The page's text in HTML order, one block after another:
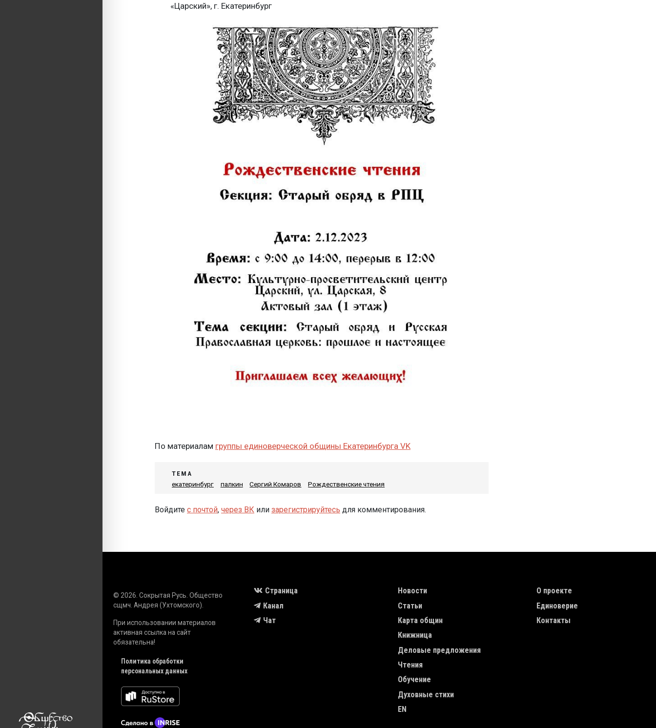
«Царский», г. Екатеринбург
По материалам группы единоверческой общины Екатеринбурга VK
ТЕМА
екатеринбург
палкин Сергий Комаров Рождественские чтения
Войдите с почтой, через ВК или зарегистрируйтесь для комментирования.
© 2026. Сокрытая Русь. Общество
сщмч. Андрея (Ухтомского).
При использовании материалов
активная ссылка на сайт
обязательна!
Политика обработки
персональных данных
Страница
Канал
Чат
MAIN NAVIGATION
Новости
Статьи
Карта общин
Книжница
Деловые предложения
Чтения
Обучение
Духовные стихи
EN
TOP MENU
О проекте
Единоверие
Контакты